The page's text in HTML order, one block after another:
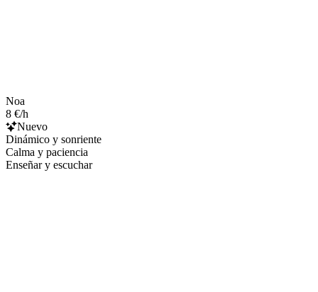
Noa
8 €/h
Nuevo
Dinámico y sonriente
Calma y paciencia
Enseñar y escuchar